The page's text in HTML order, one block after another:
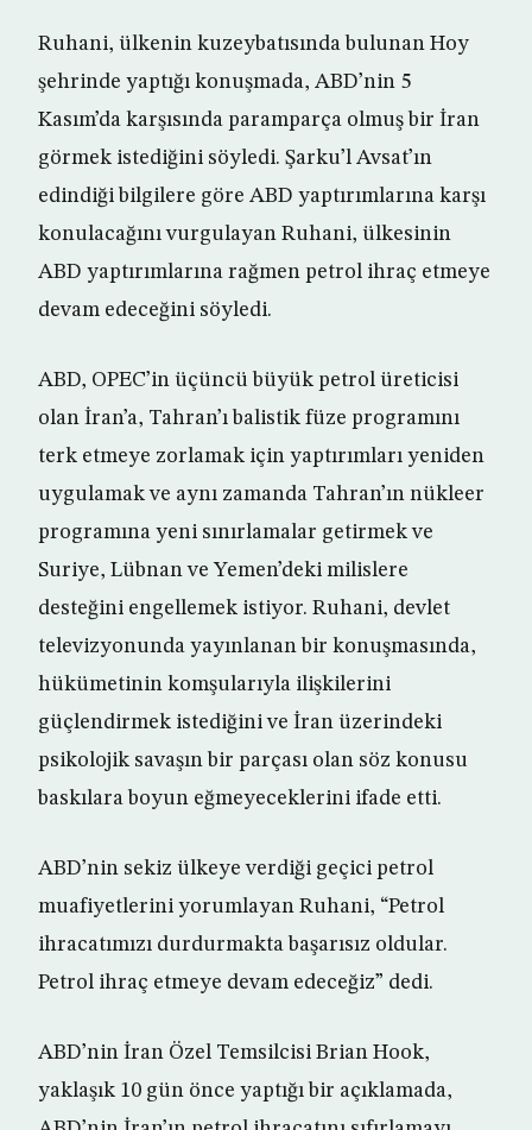
Ruhani, ülkenin kuzeybatısında bulunan Hoy
şehrinde yaptığı konuşmada, ABD’nin 5
Kasım’da karşısında paramparça olmuş bir İran
görmek istediğini söyledi. Şarku’l Avsat’ın
edindiği bilgilere göre ABD yaptırımlarına karşı
konulacağını vurgulayan Ruhani, ülkesinin
ABD yaptırımlarına rağmen petrol ihraç etmeye
devam edeceğini söyledi.
ABD, OPEC’in üçüncü büyük petrol üreticisi
olan İran’a, Tahran’ı balistik füze programını
terk etmeye zorlamak için yaptırımları yeniden
uygulamak ve aynı zamanda Tahran’ın nükleer
programına yeni sınırlamalar getirmek ve
Suriye, Lübnan ve Yemen’deki milislere
desteğini engellemek istiyor. Ruhani, devlet
televizyonunda yayınlanan bir konuşmasında,
hükümetinin komşularıyla ilişkilerini
güçlendirmek istediğini ve İran üzerindeki
psikolojik savaşın bir parçası olan söz konusu
baskılara boyun eğmeyeceklerini ifade etti.
ABD’nin sekiz ülkeye verdiği geçici petrol
muafiyetlerini yorumlayan Ruhani, “Petrol
ihracatımızı durdurmakta başarısız oldular.
Petrol ihraç etmeye devam edeceğiz” dedi.
ABD’nin İran Özel Temsilcisi Brian Hook,
yaklaşık 10 gün önce yaptığı bir açıklamada,